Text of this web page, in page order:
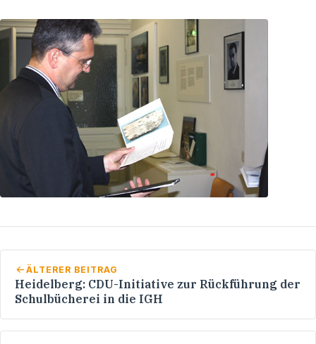
ÄLTERER BEITRAG
Heidelberg: CDU-Initiative zur Rückführung der
Schulbücherei in die IGH